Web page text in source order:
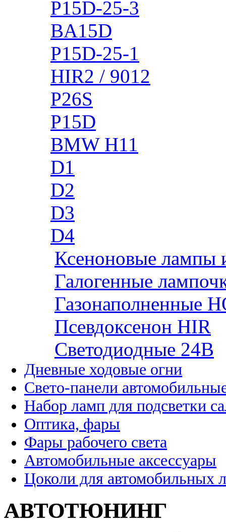
P15D-25-3
BA15D
P15D-25-1
HIR2 / 9012
P26S
P15D
BMW H11
D1
D2
D3
D4
Ксеноновые лампы
Галогенные
Газонаполненные
Псевдоксенон HIR
Cветодиодные 24B
Дневные ходовые огни
Свето-панели
Набор ламп для подсветки
Оптика, фары
Фары рабочего света
Автомобильные аксессуары
Цоколи для автомобильных
АВТОТЮНИНГ